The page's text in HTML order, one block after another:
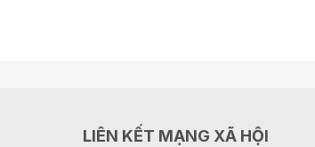
LIÊN KẾT MẠNG XÃ HỘI